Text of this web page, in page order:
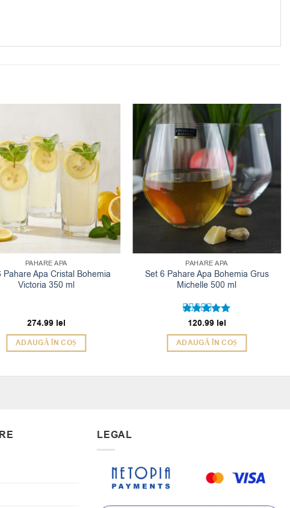
PAHARE APA
Pahare Apa Cristal Bohemia
Victoria 350 ml
274.99 lei
ADAUGĂ ÎN COȘ
PAHARE APA
Set 6 Pahare Apa Bohemia Grus
Michelle 500 ml
Evaluat la
5
120.99 lei
ADAUGĂ ÎN COȘ
LEGAL